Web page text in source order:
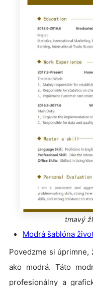
tmavý
Modrá šablóna
Povedzme si
ako modrá. Táto
profesionálny a